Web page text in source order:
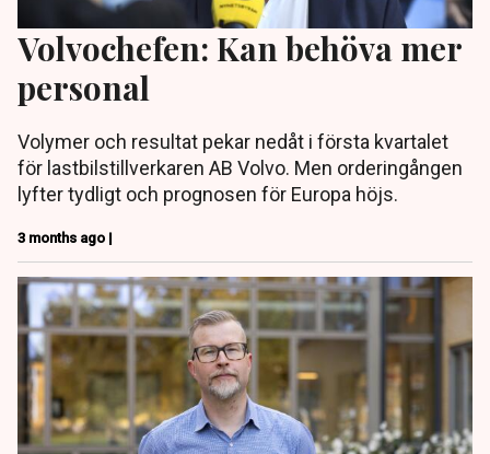
Volvochefen: Kan behöva mer
personal
Volymer och resultat pekar nedåt i första kvartalet
för lastbilstillverkaren AB Volvo. Men orderingången
lyfter tydligt och prognosen för Europa höjs.
3 months ago |